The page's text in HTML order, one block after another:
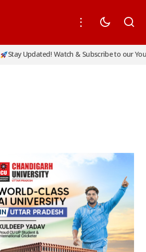
Stay Updated! Watch & Subscribe to our